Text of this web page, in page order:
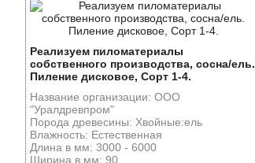
Реализуем пиломатериалы
собственного производства, сосна/ель.
Пиление дисковое, Сорт 1-4.
Название организации: ООО
"Уралдревпром"
Порода древесины: Хвойные:ель
Влажность: Естественная
Длина в мм: 3000 - 6000
Ширина в мм: 90